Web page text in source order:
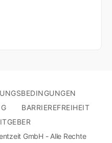
BARRIEREFREIHEIT
GmbH - Alle Rechte